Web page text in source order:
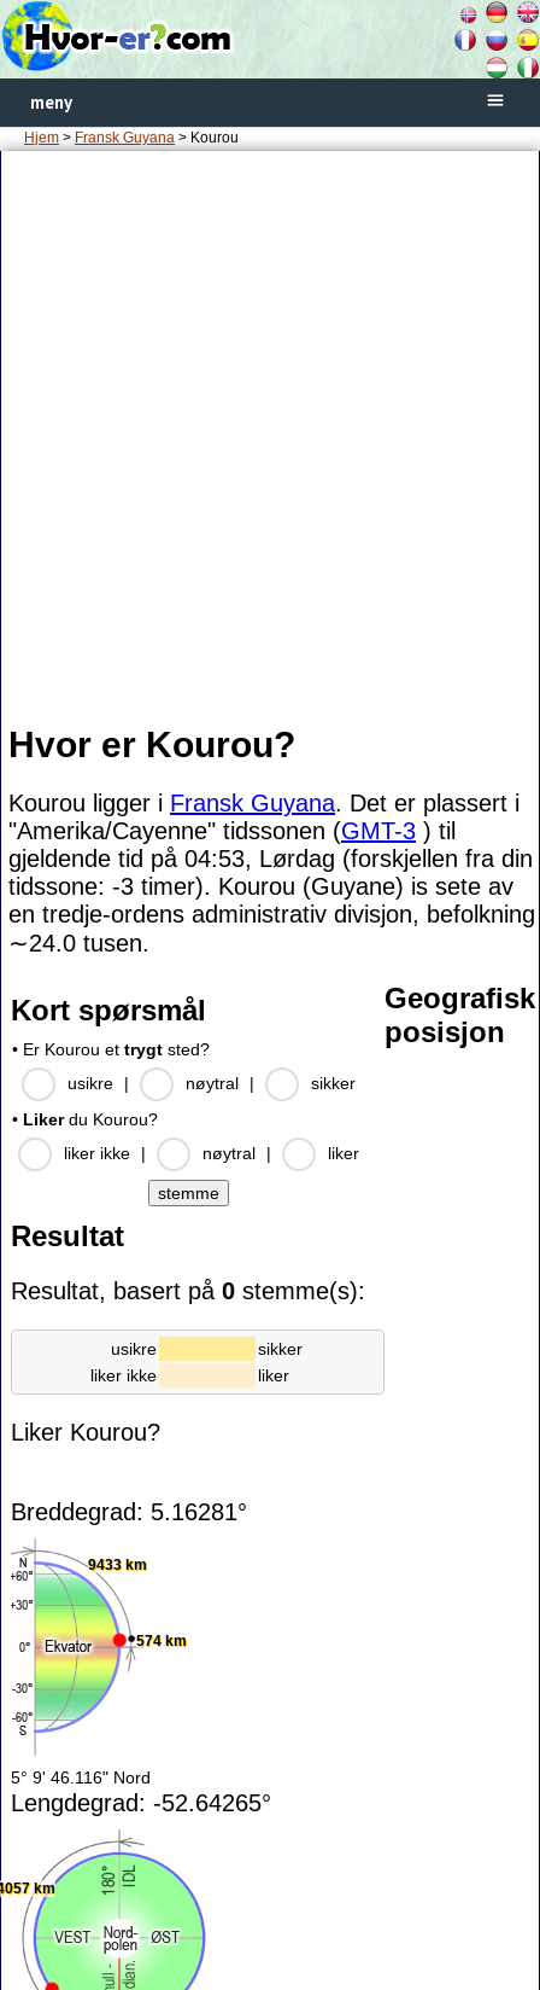
meny
Hjem > Fransk Guyana > Kourou
Hvor er Kourou?
Kourou ligger i Fransk Guyana. Det er plassert i
"Amerika/Cayenne" tidssonen (GMT-3 ) til
gjeldende tid på 04:53, Lørdag (forskjellen fra din
tidssone: -3 timer). Kourou (Guyane) is sete av
en tredje-ordens administrativ divisjon, befolkning
∼24.0 tusen.
Kort spørsmål
• Er Kourou et trygt sted?
usikre
| nøytral |
sikker
• Likerdu Kourou?
liker ikke
| nøytral | liker
Resultat
Resultat, basert på 0 stemme(s):
usikre
sikker
liker ikke
liker
Liker Kourou?
Geografisk
posisjon
Breddegrad: 5.16281°
9433 km
574 km
5° 9' 46.116" Nord
Lengdegrad: -52.64265°
km